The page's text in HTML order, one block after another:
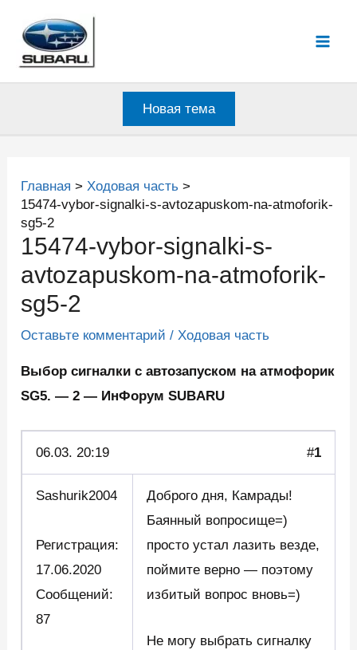
содержимому
Новая тема
Главная
Ходовая часть
15474-vybor-signalki-s-avtozapuskom-na-atmoforik-
sg5-2
15474-vybor-signalki-s-
avtozapuskom-na-atmoforik-
sg5-2
Оставьте комментарий /Ходовая часть
Выбор сигналки с автозапуском на атмофорик
SG5. — 2 — ИнФорум SUBARU
06.03. 20:19 #1
Sashurik2004
Регистрация:
17.06.2020
Сообщений:
87
Доброго дня, Камрады!
Баянный вопросище=)
просто устал лазить везде,
поймите верно — поэтому
избитый вопрос вновь=)
Не могу выбрать сигналку